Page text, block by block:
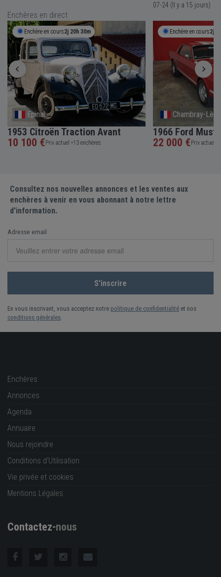
07-24 (Il y a 15 jours)
Enchères en direct
Enchère en cours2j 20h 30m
Epinal
1953 Citroën Traction Avant
10 100 €Prix actuel •13 enchères
Enchère en cours2j
Chambray-
1966 Ford
22 000 €Prix actuel •
Consultez nos nouvelles annonces et les ventes aux
enchères à venir en vous abonnant à notre lettre
d'information.
Adresse email
En vous inscrivant, vous acceptez notre politique de confidentialité et nos
conditions générales
Enchères
Annonces
Agenda
Annuaire
Nous rejoindre
Conditions d'Utilisation
Vie privée et cookies
Mentions Légales
Contactez-nous